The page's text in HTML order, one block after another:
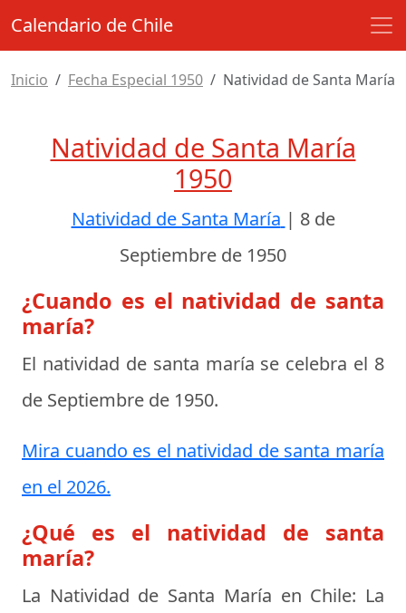
Calendario de Chile
Inicio Fecha Especial 1950 Natividad de Santa María
Natividad de Santa María
1950
Natividad de Santa María | 8 de
Septiembre de 1950
¿Cuando es el natividad de santa
maría?
El natividad de santa maría se celebra el 8
de Septiembre de 1950.
Mira cuando es el natividad de santa maría
en el 2026.
¿Qué es el natividad de santa
maría?
La Natividad de Santa María en Chile: La